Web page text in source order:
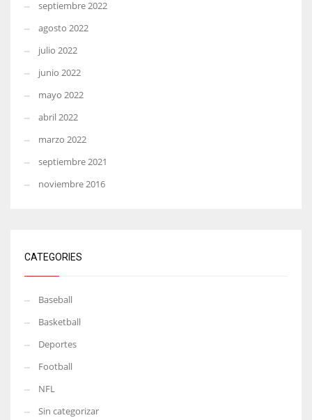
septiembre 2022
agosto 2022
julio 2022
junio 2022
mayo 2022
abril 2022
marzo 2022
septiembre 2021
noviembre 2016
CATEGORIES
Baseball
Basketball
Deportes
Football
NFL
Sin categorizar